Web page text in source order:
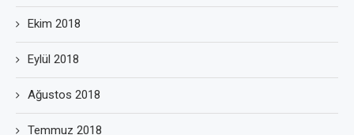
Ekim 2018
Eylül 2018
Ağustos 2018
Temmuz 2018